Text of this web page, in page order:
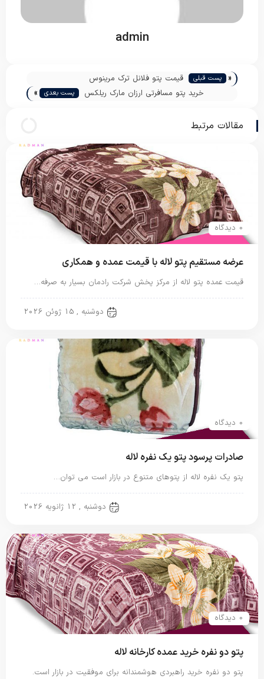
admin
« پست قبلی
قیمت پتو فلانل ترک مرینوس
خرید پتو مسافرتی ارزان مارک ریلکس
پست بعدی »
مقالات مرتبط
0 دیدگاه
عرضه مستقیم پتو لاله با قیمت عمده و همکاری
قیمت عمده پتو لاله از مرکز پخش شرکت رادمان بسیار به صرفه…
دوشنبه , 15 ژوئن 2026
0 دیدگاه
صادرات پرسود پتو یک نفره لاله
پتو یک نفره لاله از پتوهای متنوع در بازار است می توان…
دوشنبه , 12 ژانویه 2026
0 دیدگاه
پتو دو نفره خرید عمده کارخانه لاله
پتو دو نفره خرید راهبردی هوشمندانه برای موفقیت در بازار است.